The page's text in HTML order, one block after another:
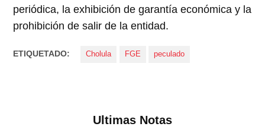
periódica, la exhibición de garantía económica y la
prohibición de salir de la entidad.
ETIQUETADO: Cholula FGE peculado
Ultimas Notas